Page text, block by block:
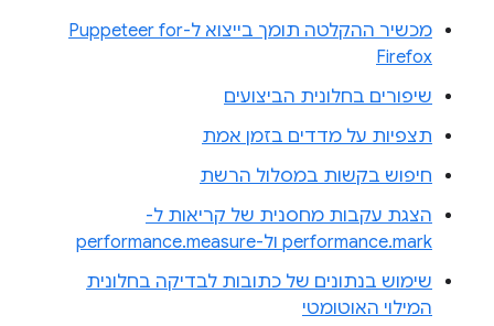
מכשיר ההקלטה תומך בייצוא ל-Puppeteer for
Firefox
שיפורים בחלונית הביצועים
תצפיות על מדדים בזמן אמת
חיפוש בקשות במסלול הרשת
הצגת עקבות מחסנית של קריאות ל-
performance.mark ול-performance.measure
שימוש בנתונים של כתובות לבדיקה בחלונית
המילוי האוטומטי